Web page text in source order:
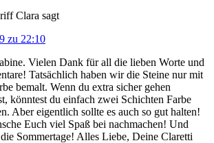
Clara sagt
zu 22:10
Vielen Dank für all die lieben Worte und
Tatsächlich haben wir die Steine nur mit
bemalt. Wenn du extra sicher gehen
könntest du einfach zwei Schichten Farbe
Aber eigentlich sollte es auch so gut halten!
Euch viel Spaß bei nachmachen! Und
Sommertage! Alles Liebe, Deine Claretti